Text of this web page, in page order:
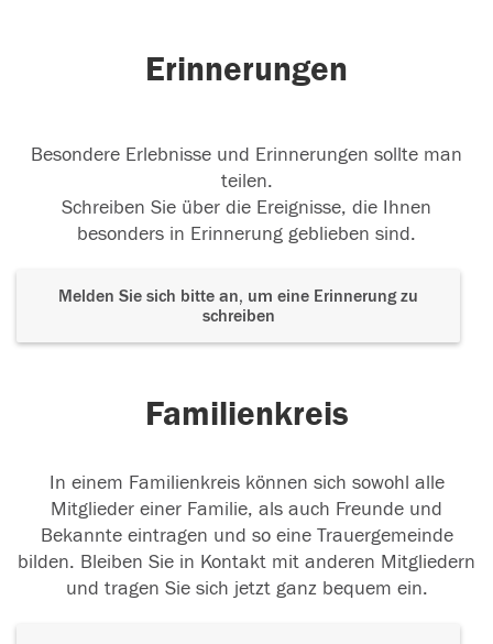
Erinnerungen
Besondere Erlebnisse und Erinnerungen sollte man
teilen.
Schreiben Sie über die Ereignisse, die Ihnen
besonders in Erinnerung geblieben sind.
Melden Sie sich bitte an, um eine Erinnerung zu
schreiben
Familienkreis
In einem Familienkreis können sich sowohl alle
Mitglieder einer Familie, als auch Freunde und
Bekannte eintragen und so eine Trauergemeinde
bilden. Bleiben Sie in Kontakt mit anderen Mitgliedern
und tragen Sie sich jetzt ganz bequem ein.